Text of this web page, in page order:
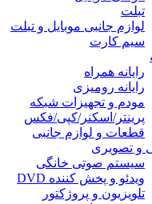
تبلت
لوازم جانبی موبایل و تبلت
سیم کارت
رایانه همراه
رایانه رومیزی
مودم و تجهیزات شبکه
پرینتر/اسکنر/کپی/فکس
قطعات و لوازم جانبی
و تصویری
سیستم صوتی خانگی
ویدئو و پخش کننده DVD
تلویزیون و پروژکتور